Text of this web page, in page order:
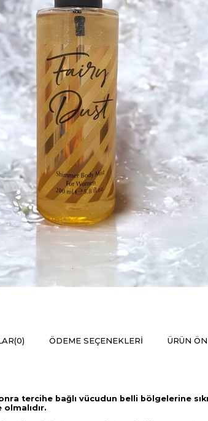
(0) ÖDEME SEÇENEKLERI ÜRÜN
tercihe bağlı vücudun belli bölgelerine